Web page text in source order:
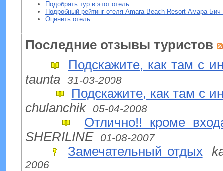
Подобрать тур в этот отель.
Подробный рейтинг отеля Amara Beach Resort-Амара Бич
Оценить отель
Последние отзывы туристов
Подскажите, как там с
taunta 31-03-2008
Подскажите, как там с
chulanchik
05-04-2008
Отлично!! кроме
SHERILINE
01-08-2007
Замечательный отдых
2006